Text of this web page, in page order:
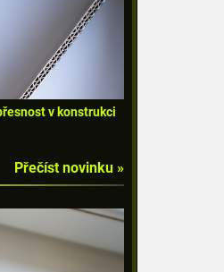
v konstrukci
Přečíst novinku »